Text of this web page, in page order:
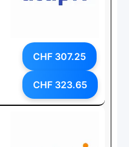
CHF 307.25
CHF 323.65